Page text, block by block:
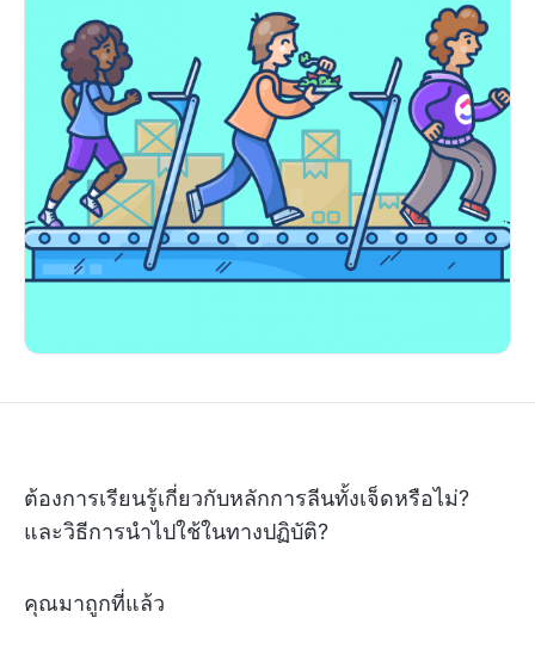
ต้องการเรียนรู้เกี่ยวกับหลักการลีนทั้งเจ็ดหรือไม่?
และวิธีการนำไปใช้ในทางปฏิบัติ?
คุณมาถูกที่แล้ว